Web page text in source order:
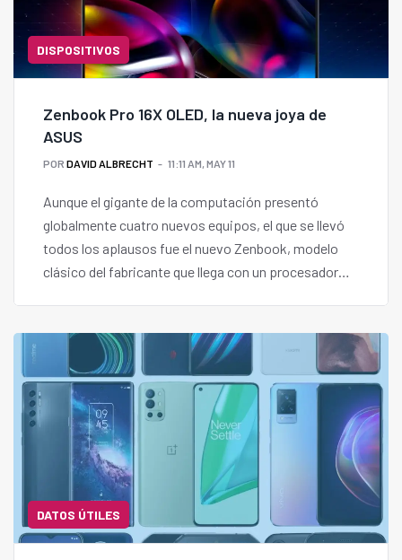
DISPOSITIVOS
Zenbook Pro 16X OLED, la nueva joya de
ASUS
POR DAVID ALBRECHT 11:11 AM, MAY 11
Aunque el gigante de la computación presentó
globalmente cuatro nuevos equipos, el que se llevó
todos los aplausos fue el nuevo Zenbook, modelo
clásico del fabricante que llega con un procesador
DATOS ÚTILES